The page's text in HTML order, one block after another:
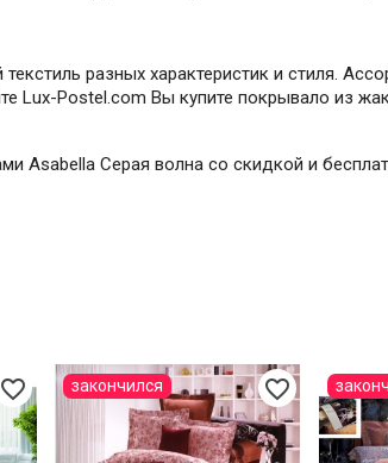
разных характеристик и стиля.
Lux-Postel.com Вы купите покрывало из
Asabella Серая волна со скидкой и
favorite_border favorite_border
закончился